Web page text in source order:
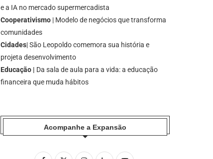
e a IA no mercado supermercadista
Cooperativismo | Modelo de negócios que transforma
comunidades
Cidades| São Leopoldo comemora sua história e
projeta desenvolvimento
Educação | Da sala de aula para a vida: a educação
financeira que muda hábitos
Acompanhe a Expansão